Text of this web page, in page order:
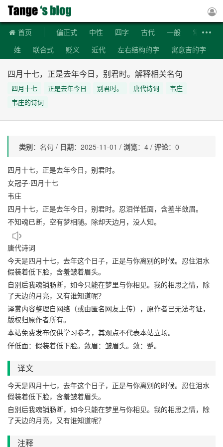
首页 偏正式 中性 四字 古代 一般
常用
姓
联合式 贬义 近代 左右结构的字
寓意吉的字
首字母是Z的词语
首字母是S的词语
清代诗词
首字母是J的词语
四月十七，正是去年今日，别君时。解释相关名句
四月十七 正是去年今日 别君时。 唐代诗词
韦庄
韦庄的诗词
类别：名句 / 日期：2025-11-01 / 浏览：4 / 评论：0
四月十七，正是去年今日，别君时。
女冠子·四月十七
韦庄
四月十七，正是去年今日，别君时。忍泪佯低面，含羞半敛眉。
不知魂已断，空有梦相随。除却天边月，没人知。
唐代诗词
今天是四月十七，去年这个日子，正是与你离别的时候。忍住泪水
假装着低下脸，含羞皱着眉头。
自别后我魂销肠断，如今只能在梦里与你相见。我的相思之情，除
了天边的月亮，又有谁知道呢？
译赏内容整理自网络（或由匿名网友上传），原作者已无法考证，
版权归原作者所有。
本站免费发布仅供学习参考，其观点不代表本站立场。
佯低面：假装着低下脸。敛眉：皱眉头。敛：蹙。
译文
今天是四月十七，去年这个日子，正是与你离别的时候。忍住泪水
假装着低下脸，含羞皱着眉头。
自别后我魂销肠断，如今只能在梦里与你相见。我的相思之情，除
了天边的月亮，又有谁知道呢？
注释